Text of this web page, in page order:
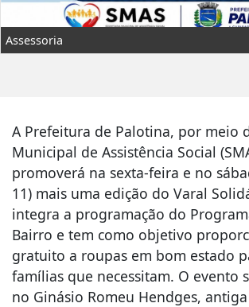
Assessoria
A Prefeitura de Palotina, por meio
Municipal de Assistência Social
promoverá na sexta-feira e no
11) mais uma edição do Varal
integra a programação do
Bairro e tem como objetivo
gratuito a roupas em bom estado
famílias que necessitam. O evento
no Ginásio Romeu Hendges, antiga